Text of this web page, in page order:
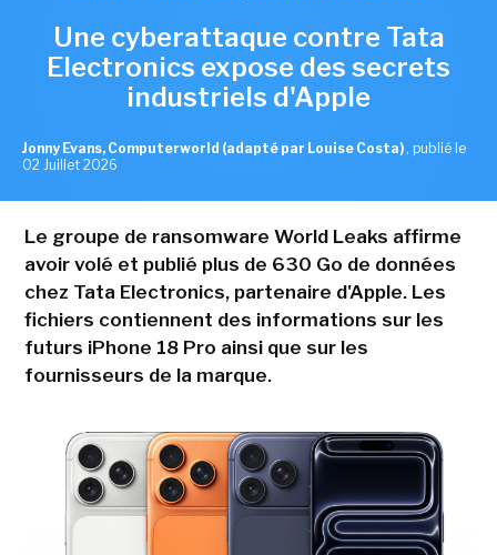
Une cyberattaque contre Tata
Electronics expose des secrets
industriels d'Apple
Jonny Evans, Computerworld (adapté par Louise Costa) , publié le
02 Juillet 2026
Le groupe de ransomware World Leaks affirme
avoir volé et publié plus de 630 Go de données
chez Tata Electronics, partenaire d'Apple. Les
fichiers contiennent des informations sur les
futurs iPhone 18 Pro ainsi que sur les
fournisseurs de la marque.